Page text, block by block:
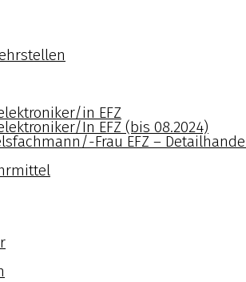
in EFZ
In EFZ (bis 08.2024)
Frau EFZ –